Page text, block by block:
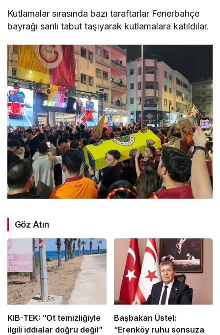
Kutlamalar sırasında bazı taraftarlar Fenerbahçe
bayrağı sarılı tabut taşıyarak kutlamalara katıldılar.
Göz Atın
KIB-TEK: “Ot temizliğiyle
ilgili iddialar doğru değil”
Başbakan Üstel:
“Erenköy ruhu sonsuza